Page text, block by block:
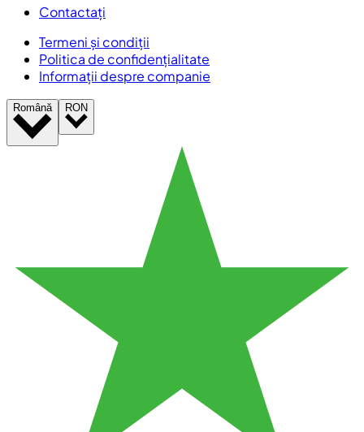
Contactați
Termeni și condiții
Politica de confidențialitate
Informații despre companie
Română RON